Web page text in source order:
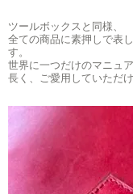
ツールボックスと同様、
全ての商品に素押しで表
す。
世界に一つだけのマニュ
長く、ご愛用していただ